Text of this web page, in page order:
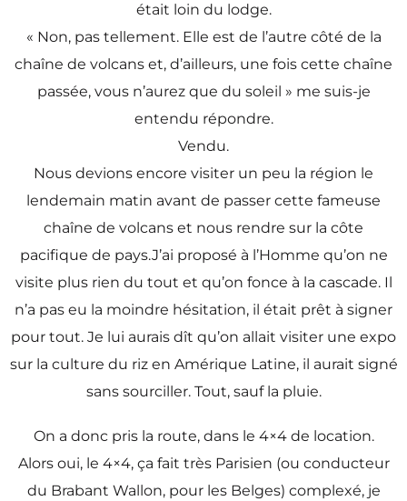
était loin du lodge.
« Non, pas tellement. Elle est de l’autre côté de la
chaîne de volcans et, d’ailleurs, une fois cette chaîne
passée, vous n’aurez que du soleil » me suis-je
entendu répondre.
Vendu.
Nous devions encore visiter un peu la région le
lendemain matin avant de passer cette fameuse
chaîne de volcans et nous rendre sur la côte
pacifique de pays.J’ai proposé à l’Homme qu’on ne
visite plus rien du tout et qu’on fonce à la cascade. Il
n’a pas eu la moindre hésitation, il était prêt à signer
pour tout. Je lui aurais dît qu’on allait visiter une expo
sur la culture du riz en Amérique Latine, il aurait signé
sans sourciller. Tout, sauf la pluie.
On a donc pris la route, dans le 4×4 de location.
Alors oui, le 4×4, ça fait très Parisien (ou conducteur
du Brabant Wallon, pour les Belges) complexé, je